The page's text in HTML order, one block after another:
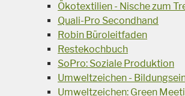
Ökotextilien - Nische zum
Quali-Pro Secondhand
Robin Büroleitfaden
Restekochbuch
SoPro: Soziale Produktion
Umweltzeichen -
Umweltzeichen: Green